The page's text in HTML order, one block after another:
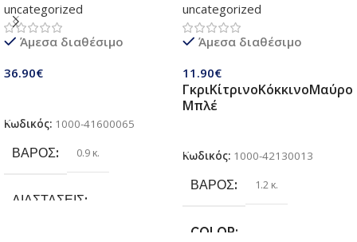
εσωτερικού χώρου για παιδιά |
Παιχνίδι δραστηριότητας για
παιδιά 3 σε 1 | Σετ πτυσσόμενα
τσάντα φασολιών,
για παιδιά 3 + ετών
uncategorized
Άμεσα διαθέσιμο
36.90€
Κωδικός: 1000-41600065
ΒΆΡΟΣ 0.9 κ.
ΔΙΑΣΤΆΣΕΙΣ
για Σκύλους και Γάτες | Με
ελαστικό ιμάντα Ρυθμιζόμενος |
Κάνει για όλες τις Ράτσες
uncategorized
Άμεσα διαθέσιμο
11.90€
ΓκριΚίτρινοΚόκκινοΜαύρο
Μπλέ
Κωδικός: 1000-42130013
ΒΆΡΟΣ 1.2 κ.
COLOR